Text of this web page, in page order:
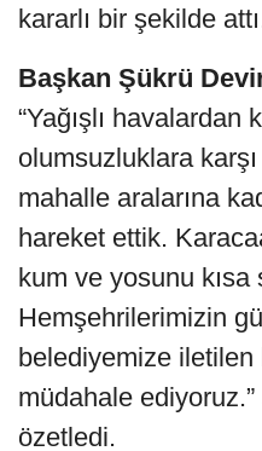
kararlı bir şekilde
Başkan Şükrü
“Yağışlı havalardan
olumsuzluklara
mahalle aralarına
hareket ettik.
kum ve yosunu
Hemşehrilerimizin
belediyemize iletilen
müdahale
özetledi.